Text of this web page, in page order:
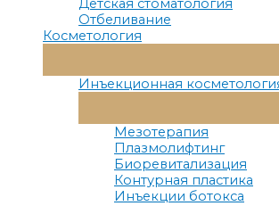
Отбеливание
Косметология
Меню
Инъекционная
Меню
Мезотерапия
Плазмолифтинг
Биоревитализация
Контурная пластика
Инъекции ботокса